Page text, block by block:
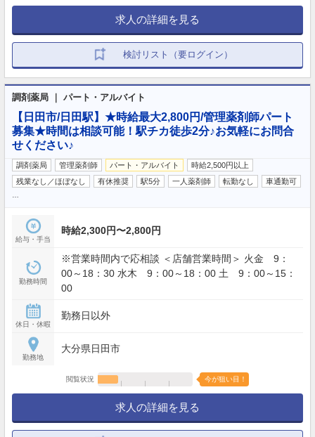
求人の詳細を見る
検討リスト（要ログイン）
調剤薬局 ｜ パート・アルバイト
【日田市/日田駅】★時給最大2,800円/管理薬剤師パート
募集★時間は相談可能！駅チカ徒歩2分♪お気軽にお問合
せください♪
調剤薬局 管理薬剤師 パート・アルバイト
時給2,500円以上
残業なし／ほぼなし
有休推奨 駅5分 一人薬剤師 転勤なし 車通勤可
給与・手当
時給2,300円〜2,800円
勤務時間
※営業時間内で応相談 ＜店舗営業時間＞ 火金 9：
00～18：30 水木 9：00～18：00 土 9：00～15：
00
休日・休暇
勤務日以外
勤務地
大分県日田市
閲覧状況 今が狙い目！
求人の詳細を見る